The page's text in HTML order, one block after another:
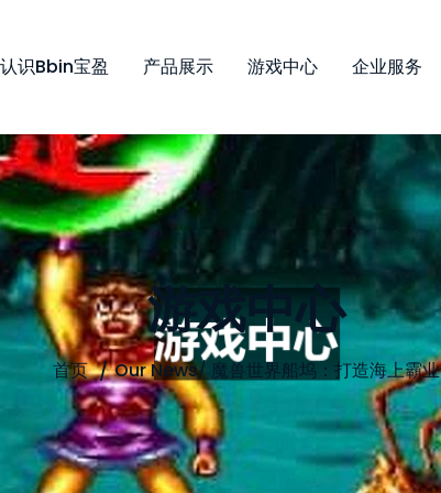
认识bbin宝盈 产品展示 游戏中心 企业服务
游戏中心
首页 Our News/ 魔兽世界船坞：打造海上霸业